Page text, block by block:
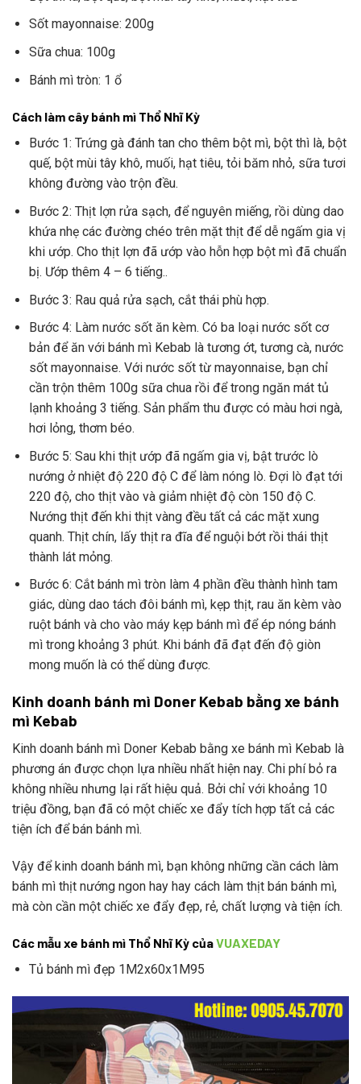
Sốt mayonnaise: 200g
Sữa chua: 100g
Bánh mì tròn: 1 ổ
Cách làm cây bánh mì Thổ Nhĩ Kỳ
Bước 1: Trứng gà đánh tan cho thêm bột mì, bột thì là, bột
quế, bột mùi tây khô, muối, hạt tiêu, tỏi băm nhỏ, sữa tươi
không đường vào trộn đều.
Bước 2: Thịt lợn rửa sạch, để nguyên miếng, rồi dùng dao
khứa nhẹ các đường chéo trên mặt thịt để dễ ngấm gia vị
khi ướp. Cho thịt lợn đã ướp vào hỗn hợp bột mì đã chuẩn
bị. Ướp thêm 4 – 6 tiếng..
Bước 3: Rau quả rửa sạch, cắt thái phù hợp.
Bước 4: Làm nước sốt ăn kèm. Có ba loại nước sốt cơ
bản để ăn với bánh mì Kebab là tương ớt, tương cà, nước
sốt mayonnaise. Với nước sốt từ mayonnaise, bạn chỉ
cần trộn thêm 100g sữa chua rồi để trong ngăn mát tủ
lạnh khoảng 3 tiếng. Sản phẩm thu được có màu hơi ngà,
hơi lỏng, thơm béo.
Bước 5: Sau khi thịt ướp đã ngấm gia vị, bật trước lò
nướng ở nhiệt độ 220 độ C để làm nóng lò. Đợi lò đạt tới
220 độ, cho thịt vào và giảm nhiệt độ còn 150 độ C.
Nướng thịt đến khi thịt vàng đều tất cả các mặt xung
quanh. Thịt chín, lấy thịt ra đĩa để nguội bớt rồi thái thịt
thành lát mỏng.
Bước 6: Cắt bánh mì tròn làm 4 phần đều thành hình tam
giác, dùng dao tách đôi bánh mì, kẹp thịt, rau ăn kèm vào
ruột bánh và cho vào máy kẹp bánh mì để ép nóng bánh
mì trong khoảng 3 phút. Khi bánh đã đạt đến độ giòn
mong muốn là có thể dùng được.
Kinh doanh bánh mì Doner Kebab bằng xe bánh
mì Kebab
Kinh doanh bánh mì Doner Kebab bằng xe bánh mì Kebab là
phương án được chọn lựa nhiều nhất hiện nay. Chi phí bỏ ra
không nhiều nhưng lại rất hiệu quả. Bởi chỉ với khoảng 10
triệu đồng, bạn đã có một chiếc xe đẩy tích hợp tất cả các
tiện ích để bán bánh mì.
Vậy để kinh doanh bánh mì, bạn không những cần cách làm
bánh mì thịt nướng ngon hay hay cách làm thịt bán bánh mì,
mà còn cần một chiếc xe đẩy đẹp, rẻ, chất lượng và tiện ích.
Các mẫu xe bánh mì Thổ Nhĩ Kỳ củaVUAXEDAY
Tủ bánh mì đẹp 1M2x60x1M95